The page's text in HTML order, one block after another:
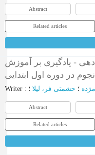
Abstract
Related articles
- یادگیری بر آموزش
Writer : ؛ حشمتی فر، لیلا ؛
Abstract
Related articles